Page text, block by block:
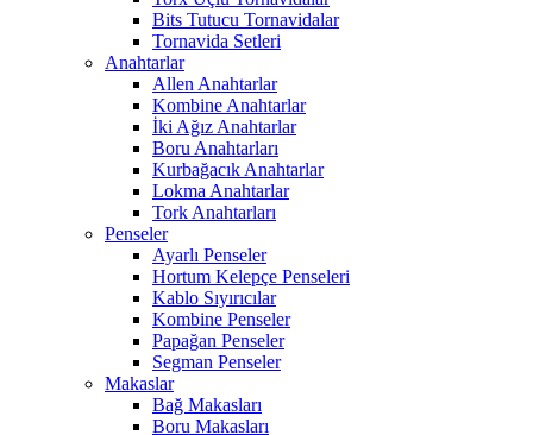
Bits Tutucu Tornavidalar
Tornavida Setleri
Anahtarlar
Allen Anahtarlar
Kombine Anahtarlar
İki Ağız Anahtarlar
Boru Anahtarları
Kurbağacık Anahtarlar
Lokma Anahtarlar
Tork Anahtarları
Penseler
Ayarlı Penseler
Hortum Kelepçe Penseleri
Kablo Sıyırıcılar
Kombine Penseler
Papağan Penseler
Segman Penseler
Makaslar
Bağ Makasları
Boru Makasları